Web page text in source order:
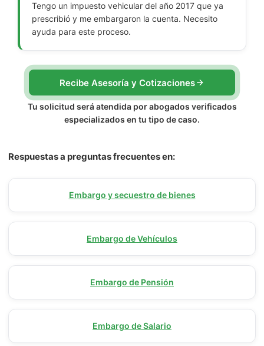
Tengo un impuesto vehicular del año 2017 que ya
prescribió y me embargaron la cuenta. Necesito
ayuda para este proceso.
Recibe Asesoría y Cotizaciones
Tu solicitud será atendida por abogados verificados
especializados en tu tipo de caso.
Respuestas a preguntas frecuentes en:
Embargo y secuestro de bienes
Embargo de Vehículos
Embargo de Pensión
Embargo de Salario